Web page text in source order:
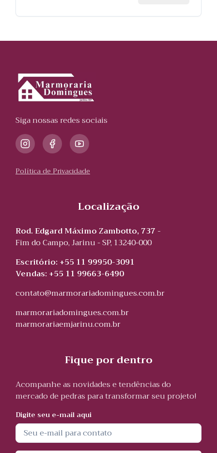
Siga nossas redes sociais
Política de Privacidade
Localização
Rod. Edgard Máximo Zambotto, 737 -
Fim do Campo, Jarinu - SP, 13240-000
Escritório: +55 11 99950-3091
Vendas: +55 11 99663-6490
contato@marmorariadomingues.com.br
marmorariadomingues.com.br
marmorariaemjarinu.com.br
Fique por dentro
Acompanhe as novidades e tendências do
mercado de pedras para transformar seu projeto!
Digite seu e-mail aqui